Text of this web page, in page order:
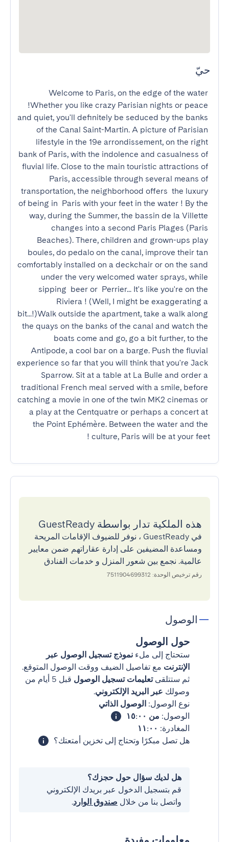
حيّ
Welcome to Paris, on the edge of the water
!Whether you like crazy Parisian nights or peace
and quiet, you'll definitely be seduced by the banks
of the Canal Saint-Martin. A picture of Parisian
lifestyle in the 19e arrondissement, on the right
bank of Paris, with the indolence and casualness of
fluvial life. Close to the main touristic attractions of
Paris, accessible through several means of
transportation, the neighborhood offers  the luxury
of being in  Paris with your feet in the water ! By the
way, during the Summer, the bassin de la Villette
changes into a second Paris Plages (Paris
Beaches). There, children and grown-ups play
boules, do pedalo on the canal, improve their tan
comfortably installed on a deckchair or on the sand
under the very welcomed water sprays, while
sipping  beer or  Perrier... It's like you're on the
Riviera ! (Well, I might be exaggerating a
bit...!)Walk outside the apartment, take a walk along
the quays on the banks of the canal and watch the
boats come and go, go a bit further, to the
Antipode, a cool bar on a barge. Push the fluvial
experience so far that you will think that you're Jack
Sparrow. Sit at a table at La Bulle and order a
traditional French meal served with a smile, before
catching a movie in one of the twin MK2 cinemas or
a play at the Centquatre or perhaps a concert at
the Point Ephémère. Between the water and the
culture, Paris will be at your feet !
هذه الملكية تدار بواسطة GuestReady
في GuestReady ، نوفر للضيوف الإقامات المريحة
ومساعدة المضيفين على إدارة عقاراتهم ضمن معايير
عالمية. نجمع بين شعور المنزل و خدمات الفنادق
رقم ترخيص الوحدة: 7511904699312
الوصول
حول الوصول
ستحتاج إلى ملء نموذج تسجيل الوصول عبر
الإنترنت مع تفاصيل الضيف ووقت الوصول المتوقع.
ثم ستتلقىتعليمات تسجيل الوصول
قبل 5 أيام من
وصولك عبر البريد الإلكتروني.
نوع الوصول: الوصول الذاتي
الوصول: من ١٥:٠٠
المغادرة: ١١:٠٠
هل تصل مبكرًا وتحتاج إلى تخزين أمتعتك؟
هل لديك سؤال حول حجزك؟
قم بتسجيل الدخول عبر بريدك الإلكتروني
واتصل بنا من خلال صندوق الوارد.